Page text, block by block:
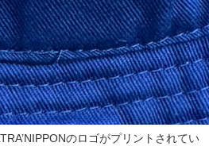
のロゴがプリントされてい